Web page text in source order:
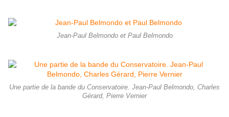
Jean-Paul Belmondo et Paul Belmondo
Une partie de la bande du Conservatoire. Jean-Paul Belmondo, Charles
Gérard, Pierre Vernier